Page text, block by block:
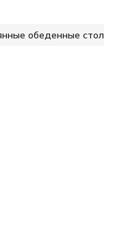
обеденные столы